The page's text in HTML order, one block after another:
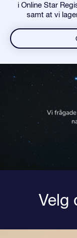
i Online Star
samt at vi
Velg